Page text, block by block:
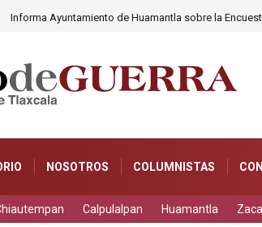
Informa Ayuntamiento de Huamantla sobre la
NOSOTROS COLUMNISTAS
Calpulalpan Huamantla